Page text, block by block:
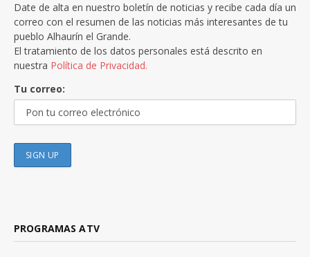
Date de alta en nuestro boletín de noticias y recibe cada día un
correo con el resumen de las noticias más interesantes de tu
pueblo Alhaurín el Grande.
El tratamiento de los datos personales está descrito en
nuestra Política de Privacidad.
Tu correo:
PROGRAMAS ATV